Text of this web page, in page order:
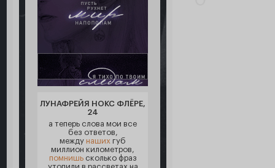
ЛУНАФРЕЙЯ НОКС ФЛЁРЕ,
24
а теперь слова мои все
без ответов,
между наших губ
миллион километров,
помнишьсколько фраз